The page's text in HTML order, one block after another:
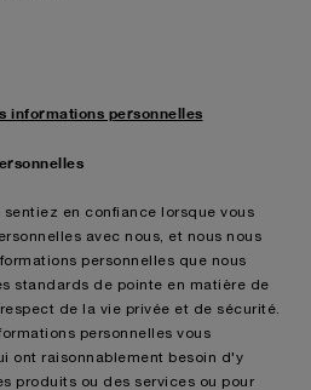
informations personnelles
sentiez en confiance lorsque vous
avec nous, et nous nous
personnelles que nous
standards de pointe en matière de
de la vie privée et de sécurité.
personnelles vous
ont raisonnablement besoin d'y
produits ou des services ou pour